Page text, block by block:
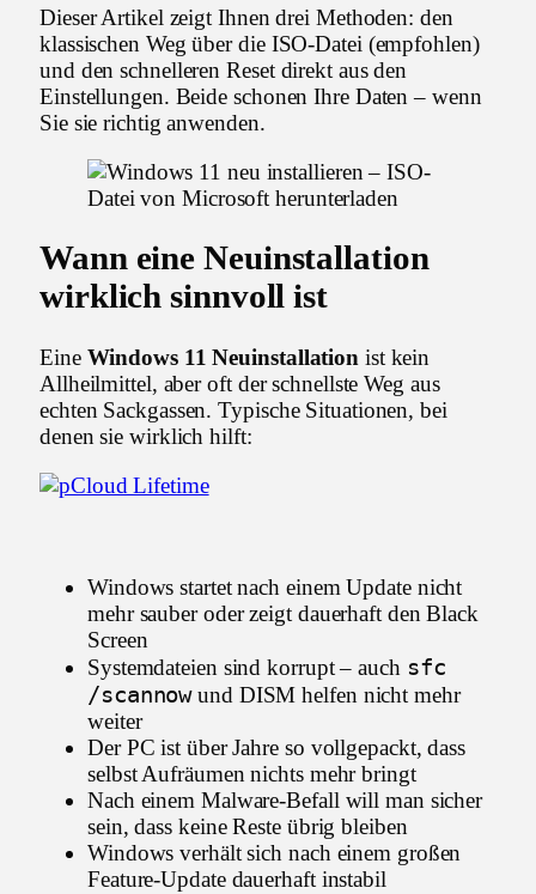
Dieser Artikel zeigt Ihnen drei Methoden: den
klassischen Weg über die ISO-Datei (empfohlen)
und den schnelleren Reset direkt aus den
Einstellungen. Beide schonen Ihre Daten – wenn
Sie sie richtig anwenden.
Wann eine Neuinstallation
wirklich sinnvoll ist
Eine Windows 11 Neuinstallation ist kein
Allheilmittel, aber oft der schnellste Weg aus
echten Sackgassen. Typische Situationen, bei
denen sie wirklich hilft:
Windows startet nach einem Update nicht
mehr sauber oder zeigt dauerhaft den Black
Screen
Systemdateien sind korrupt – auch sfc
/scannowund DISM helfen nicht mehr
weiter
Der PC ist über Jahre so vollgepackt, dass
selbst Aufräumen nichts mehr bringt
Nach einem Malware-Befall will man sicher
sein, dass keine Reste übrig bleiben
Windows verhält sich nach einem großen
Feature-Update dauerhaft instabil